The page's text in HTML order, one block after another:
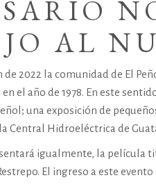
AL
2022 la comunidad de El
el año de 1978. En este
una exposición de
Central Hidroeléctrica de
igualmente, la película
El ingreso a este